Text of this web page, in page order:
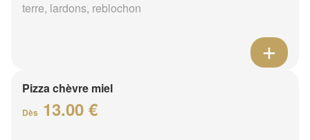
terre, lardons, reblochon
Pizza chèvre miel
Dès 13.00 €